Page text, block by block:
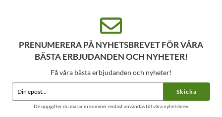
PRENUMERERA PÅ NYHETSBREVET FÖR VÅRA
BÄSTA ERBJUDANDEN OCH NYHETER!
Få våra bästa erbjudanden och nyheter!
Skicka
De uppgifter du matar in kommer endast användas till våra nyhetsbrev.